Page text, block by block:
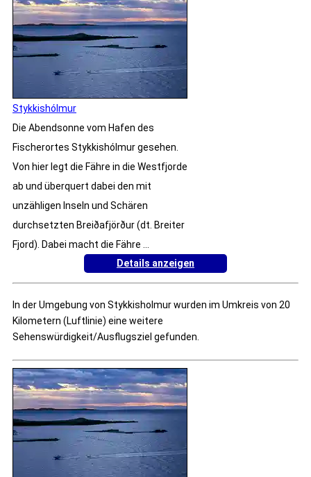
Stykkishólmur
Die Abendsonne vom Hafen des
Fischerortes Stykkishólmur gesehen.
Von hier legt die Fähre in die Westfjorde
ab und überquert dabei den mit
unzähligen Inseln und Schären
durchsetzten Breiðafjörður (dt. Breiter
Fjord). Dabei macht die Fähre ...
Details anzeigen
In der Umgebung von Stykkisholmur wurden im Umkreis von 20
Kilometern (Luftlinie) eine weitere
Sehenswürdigkeit/Ausflugsziel gefunden.